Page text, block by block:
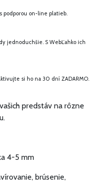
podporou on-line platieb.
jednoduchšie. S WebĽahko ich
si ho na 30 dní ZADARMO.
predstáv na rôzne
4-5 mm
brúsenie,